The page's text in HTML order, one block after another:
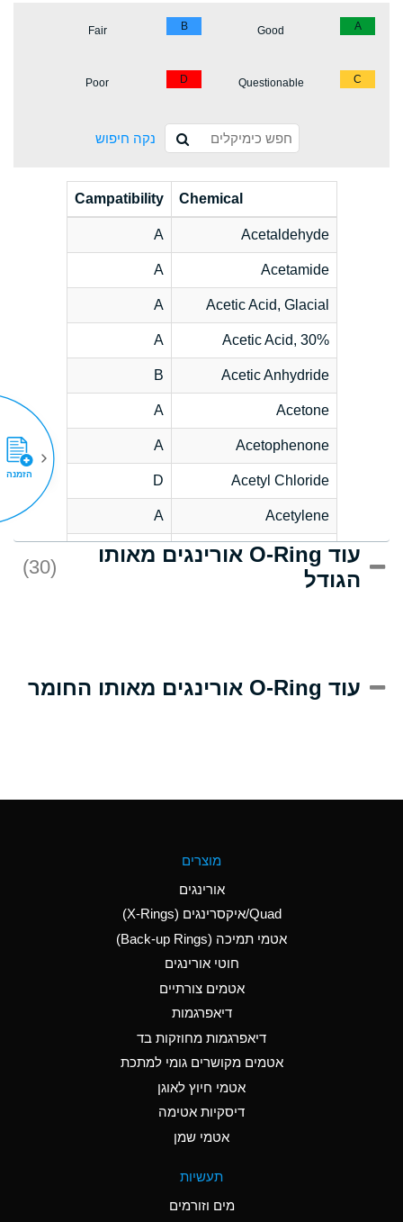
A
Good
B
Fair
C
Questionable
D
Poor
נקה חיפוש
Chemical
Campatibility
Acetaldehyde
A
Acetamide
A
Acetic Acid, Glacial
A
Acetic Acid, 30%
A
Acetic Anhydride
B
Acetone
A
Acetophenone
A
Acetyl Chloride
D
Acetylene
A
Acrlylonitrile
D
Adipic Acid
(Aqueous)
Aluminum Nitrate
(Aqueous)
Aluminum Phosphate
Ammonia Anhydrous
A
Ammonia Gas (cold)
A
Ammonia Gas (hot)
עוד O-Ring אורינגים מאותו
הגודל
(30)
עוד O-Ring אורינגים מאותו החומר
מוצרים
אורינגים
Quad/איקסרינגים (X-Rings)
אטמי תמיכה (Back-up Rings)
חוטי אורינגים
אטמים צורתיים
דיאפרגמות
דיאפרגמות מחוזקות בד
אטמים מקושרים גומי למתכת
אטמי חיוץ לאוגן
דיסקיות אטימה
אטמי שמן
תעשיות
מים וזורמים
הזמנה